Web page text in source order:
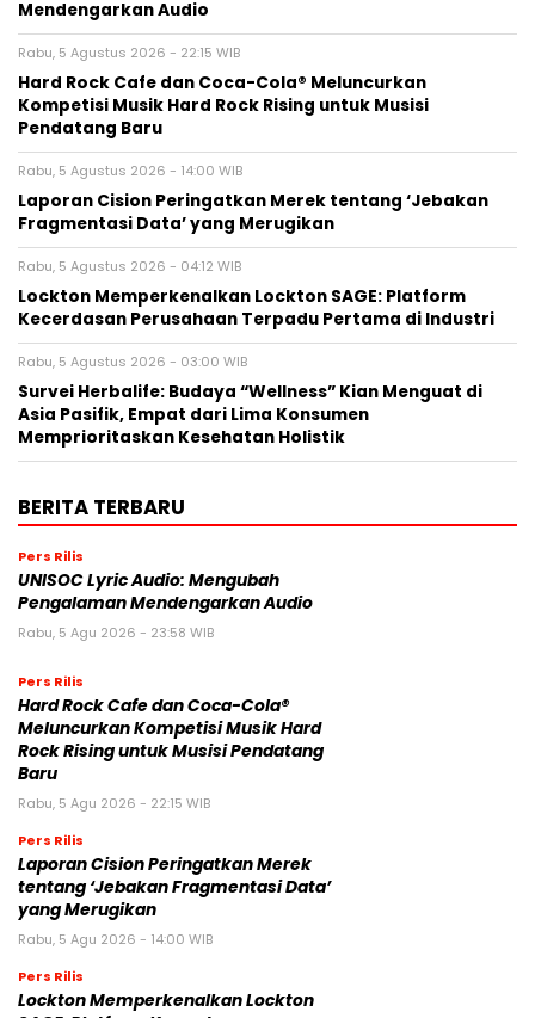
Mendengarkan Audio
Rabu, 5 Agustus 2026 - 22:15 WIB
Hard Rock Cafe dan Coca-Cola® Meluncurkan
Kompetisi Musik Hard Rock Rising untuk Musisi
Pendatang Baru
Rabu, 5 Agustus 2026 - 14:00 WIB
Laporan Cision Peringatkan Merek tentang ‘Jebakan
Fragmentasi Data’ yang Merugikan
Rabu, 5 Agustus 2026 - 04:12 WIB
Lockton Memperkenalkan Lockton SAGE: Platform
Kecerdasan Perusahaan Terpadu Pertama di Industri
Rabu, 5 Agustus 2026 - 03:00 WIB
Survei Herbalife: Budaya “Wellness” Kian Menguat di
Asia Pasifik, Empat dari Lima Konsumen
Memprioritaskan Kesehatan Holistik
BERITA TERBARU
Pers Rilis
UNISOC Lyric Audio: Mengubah
Pengalaman Mendengarkan Audio
Rabu, 5 Agu 2026 - 23:58 WIB
Pers Rilis
Hard Rock Cafe dan Coca-Cola®
Meluncurkan Kompetisi Musik Hard
Rock Rising untuk Musisi Pendatang
Baru
Rabu, 5 Agu 2026 - 22:15 WIB
Pers Rilis
Laporan Cision Peringatkan Merek
tentang ‘Jebakan Fragmentasi Data’
yang Merugikan
Rabu, 5 Agu 2026 - 14:00 WIB
Pers Rilis
Lockton Memperkenalkan Lockton